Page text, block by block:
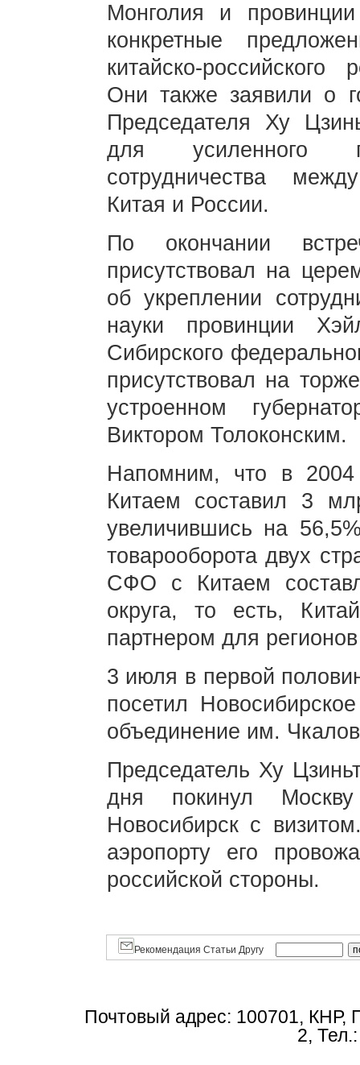
Монголия и
конкретные
китайско-российского
Они также заявили о
Председателя Ху
для усиленного
сотрудничества
Китая и России.
По окончании
присутствовал на
об укреплении
науки провинции
Сибирского
присутствовал на
устроенном
Виктором Толоконским.
Напомним, что в
Китаем составил 3
увеличившись на
товарооборота двух
СФО с Китаем
округа, то есть,
партнером для
3 июля в первой
посетил
объединение им.
Председатель Ху
дня покинул
Новосибирск с
аэропорту его
российской стороны.
Рекомендация Статьи Другу
Почтовый адрес: 100701, КНР,
2,